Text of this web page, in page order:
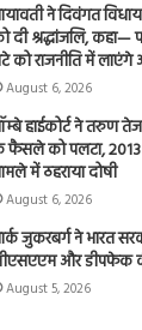
ने दिवंगत
दी श्रद्धांजलि, कहा—
को राजनीति में
August 6, 2026
हाईकोर्ट ने तरुण
को पलटा, 2013
में ठहराया दोषी
August 6, 2026
जुकरबर्ग ने भारत
और डीपफेक
August 5, 2026